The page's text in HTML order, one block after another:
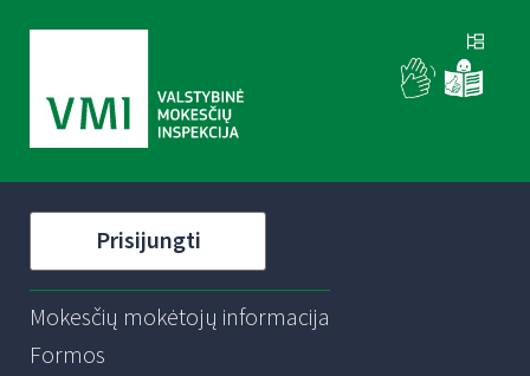
Prisijungti
Mokesčių mokėtojų informacija
Formos